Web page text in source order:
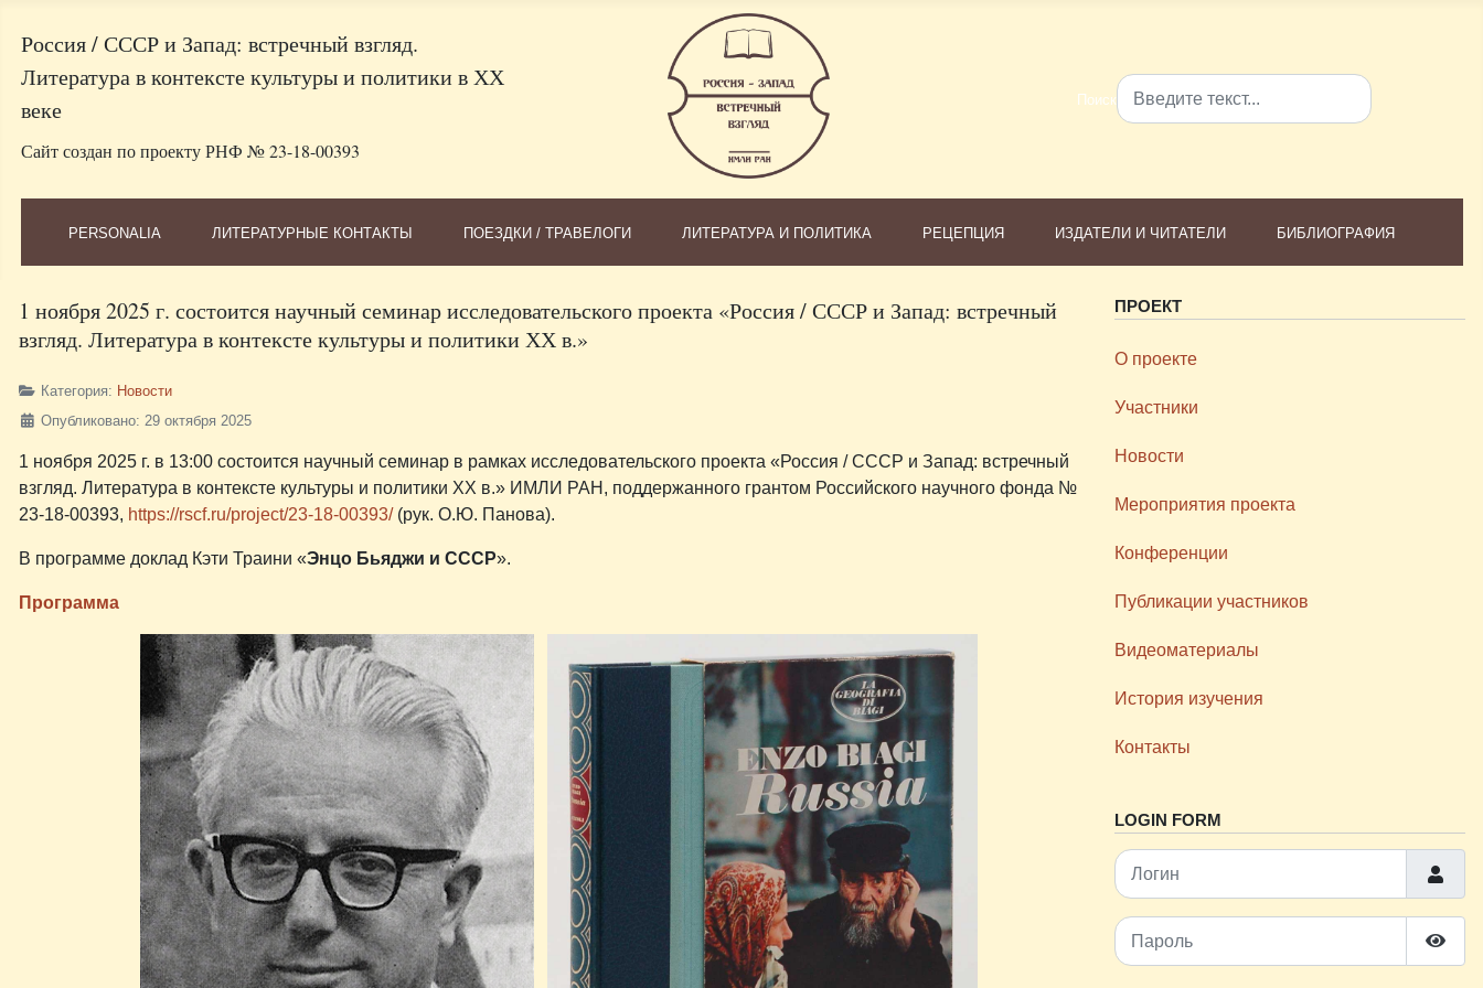
Россия / СССР и Запад: встречный взгляд.
Литература в контексте культуры и политики в ХХ
веке
Сайт создан по проекту РНФ № 23-18-00393
Поиск
PERSONALIA ЛИТЕРАТУРНЫЕ КОНТАКТЫ ПОЕЗДКИ / ТРАВЕЛОГИ ЛИТЕРАТУРА И ПОЛИТИКА РЕЦЕПЦИЯ ИЗДАТЕЛИ И ЧИТАТЕЛИ БИБЛИОГРАФИЯ
1 ноября 2025 г. состоится научный семинар исследовательского проекта «Россия / СССР и Запад: встречный
взгляд. Литература в контексте культуры и политики ХХ в.»
Категория: Новости
Опубликовано: 29 октября 2025
1 ноября 2025 г. в 13:00 состоится научный семинар в рамках исследовательского проекта «Россия / СССР и Запад: встречный
взгляд. Литература в контексте культуры и политики ХХ в.» ИМЛИ РАН, поддержанного грантом Российского научного фонда №
23-18-00393, https://rscf.ru/project/23-18-00393/(рук. О.Ю. Панова).
В программе доклад Кэти Траини «Энцо Бьяджи и СССР».
Программа
ПРОЕКТ
О проекте
Участники
Новости
Мероприятия проекта
Конференции
Публикации участников
Видеоматериалы
История изучения
Контакты
LOGIN FORM
Логин
Пароль